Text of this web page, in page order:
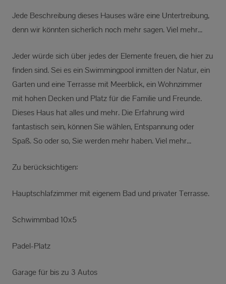
Jede Beschreibung dieses Hauses wäre eine Untertreibung,
denn wir könnten sicherlich noch mehr sagen. Viel mehr...
Jeder würde sich über jedes der Elemente freuen, die hier zu
finden sind. Sei es ein Swimmingpool inmitten der Natur, ein
Garten und eine Terrasse mit Meerblick, ein Wohnzimmer
mit hohen Decken und Platz für die Familie und Freunde.
Dieses Haus hat alles und mehr. Die Erfahrung wird
fantastisch sein, können Sie wählen, Entspannung oder
Spaß. So oder so, Sie werden mehr haben. Viel mehr...
Zu berücksichtigen:
Hauptschlafzimmer mit eigenem Bad und privater Terrasse.
Schwimmbad 10x5
Padel-Platz
Garage für bis zu 3 Autos